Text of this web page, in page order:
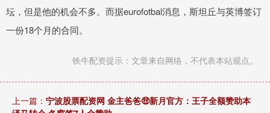
坛，但是他的机会不多。而据eurofotbal消息，斯坦丘与英博签订
一份18个月的合同。
铁牛配资提示：文章来自网络，不代表本站观点。
上一篇： 宁波股票配资网 金主爸爸🤑新月官方：王子全额赞助本